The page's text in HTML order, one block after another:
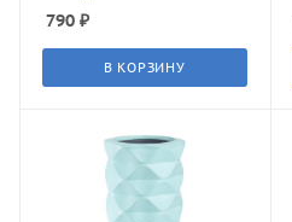
790 ₽
В КОРЗИНУ